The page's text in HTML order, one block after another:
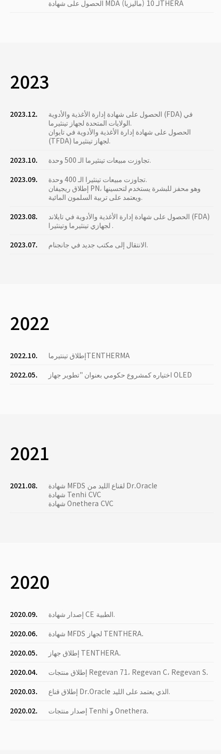
الحصول على شهادة MDA (ماليزيا) لـ 10THERA
2023
2023.12.
الحصول على شهادة إدارة الأغذية والأدوية (FDA) في
الولايات المتحدة لجهاز تينثيرما.
الحصول على شهادة إدارة الأغذية والأدوية في تايوان
(TFDA) لجهاز تينثيرما.
2023.10.
تجاوزت مبيعات تينثيرما الـ 500 وحدة.
2023.09.
تجاوزت مبيعات تينثيرا الـ 400 وحدة.
إطلاق ريجيفان PN، وهو محفز للبشرة يستخدم لتحسينها
ويعتمد على تربية السلمون المائية.
2023.08.
الحصول على شهادة إدارة الأغذية والأدوية في تايلاند (FDA)
لجهازي تينثيرما وتينثيرا .
2023.07.
الانتقال إلى مكتب جديد في جانجنام.
2022
2022.10.
إطلاق تينتيرماTENTHERMA
2022.05.
اختياره كمشروع حكومي بعنوان "تطوير جهاز OLED
2021
2021.08.
شهادة MFDS لقناع الليد من Dr.Oracle
شهادة Tenhi CVC
شهادة Onethera CVC
2020
2020.09.
إصدار شهادة CE الطبية.
2020.06.
شهادة MFDS لجهاز TENTHERA.
2020.05.
إطلاق جهاز TENTHERA.
2020.04.
إطلاق منتجات Regevan 71، Regevan C، Regevan S.
2020.03.
إطلاق قناع Dr.Oracle الذي يعتمد على الليد.
2020.02.
إصدار منتجات Tenhi و Onethera.